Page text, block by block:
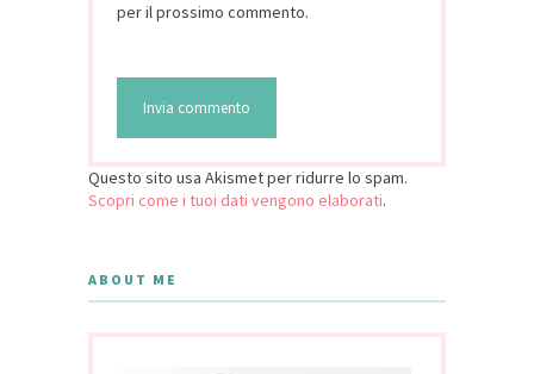
per il prossimo commento.
Questo sito usa Akismet per ridurre lo spam.
Scopri come i tuoi dati vengono elaborati.
ABOUT ME